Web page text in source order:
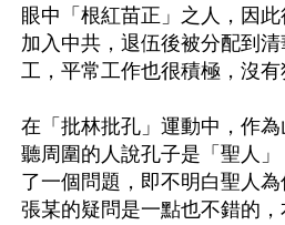
眼中「根紅苗正」之人，因
加入中共，退伍後被分配到
工，平常工作也很積極，沒有
在「批林批孔」運動中，作
聽周圍的人說孔子是「聖人
了一個問題，即不明白聖人為
張某的疑問是一點也不錯的